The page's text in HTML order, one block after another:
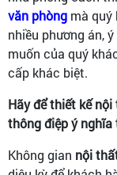
văn phòng mà quý
nhiều phương án,
muốn của quý
cấp khác biệt.
Hãy để thiết kế
thông điệp ý
Không gian nội